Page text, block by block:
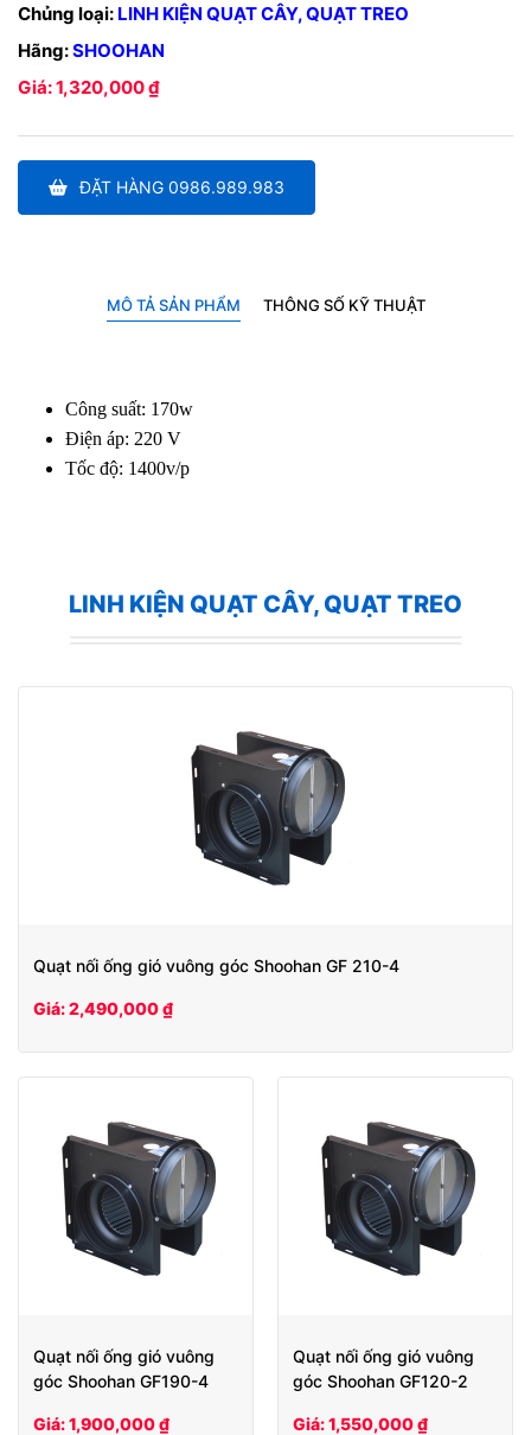
Chủng loại: LINH KIỆN QUẠT CÂY, QUẠT TREO
Hãng:SHOOHAN
Giá: 1,320,000 ₫
ĐẶT HÀNG 0986.989.983
MÔ TẢ SẢN PHẨM THÔNG SỐ KỸ THUẬT
Công suất: 170w
Điện áp: 220 V
Tốc độ: 1400v/p
LINH KIỆN QUẠT CÂY, QUẠT TREO
Quạt nối ống gió vuông góc Shoohan GF 210-4
Giá: 2,490,000 ₫
Quạt nối ống gió vuông
góc Shoohan GF190-4
Giá: 1,900,000 ₫
Quạt nối ống gió vuông
góc Shoohan GF120-2
Giá: 1,550,000 ₫